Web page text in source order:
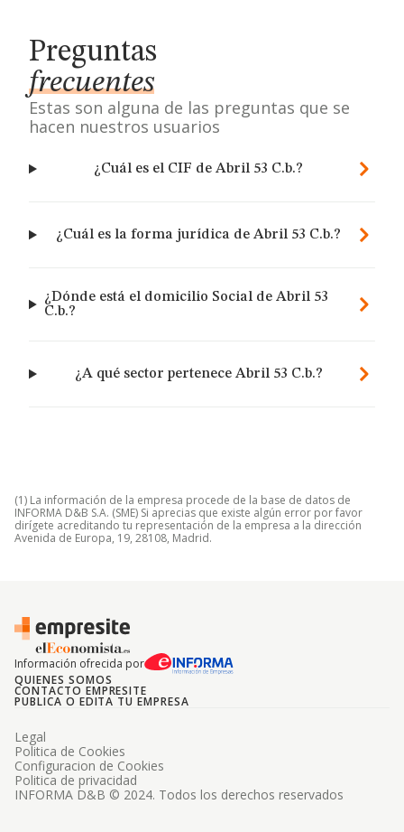
Preguntas
frecuentes
Estas son alguna de las preguntas que se
hacen nuestros usuarios
¿Cuál es el CIF de Abril 53 C.b.?
¿Cuál es la forma jurídica de Abril 53 C.b.?
¿Dónde está el domicilio Social de Abril 53
C.b.?
¿A qué sector pertenece Abril 53 C.b.?
(1) La información de la empresa procede de la base de datos de
INFORMA D&B S.A. (SME) Si aprecias que existe algún error por favor
dirígete acreditando tu representación de la empresa a la dirección
Avenida de Europa, 19, 28108, Madrid.
Información ofrecida por
QUIENES SOMOS
CONTACTO EMPRESITE
PUBLICA O EDITA TU EMPRESA
INFORMA D&B © 2024. Todos los derechos reservados
Legal
Politica de Cookies
Configuracion de Cookies
Politica de privacidad